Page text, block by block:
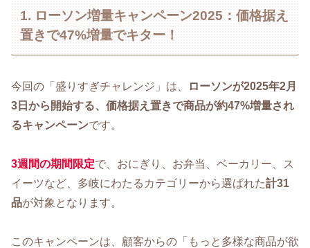
1. ローソン増量キャンペーン2025：価格据え
置きで47%増量でキター！
今回の「盛りすぎチャレンジ」は、
ローソンが2025年2月
3日から開始する、価格据え置きで商品が約47%増量され
るキャンペーンです。
3週間の期間限定で、おにぎり、お弁当、ベーカリー、ス
イーツなど、多岐にわたるカテゴリーから選ばれた計31
品が対象となります。
このキャンペーンは、顧客からの「もっと多様な商品が欲